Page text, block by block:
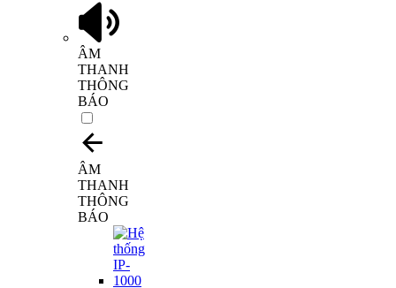
ÂM
THANH
THÔNG
BÁO
ÂM
THANH
THÔNG
BÁO